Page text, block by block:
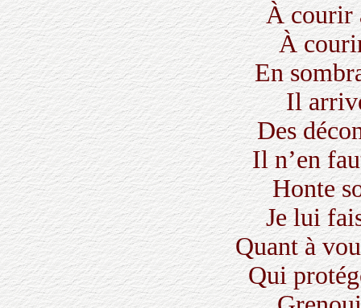
À courir
À
En
Il
Des
Il n’en
Honte
Je lui
Quant à
Qui